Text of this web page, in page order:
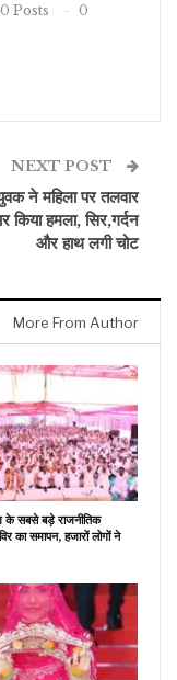
Posts
0
NEXT POST
ने महिला पर तलवार
किया हमला, सिर,गर्दन
और हाथ लगी चोट
More From Author
के सबसे बड़े राजनीतिक
का समापन, हजारों लोगों ने